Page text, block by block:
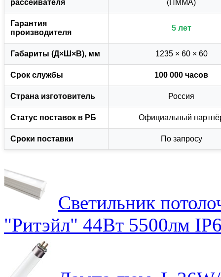
рассеивателя
(ПММА)
Гарантия
производителя
5 лет
Габариты (Д×Ш×В), мм 1235 × 60 × 60
Срок службы 100 000 часов
Страна изготовитель Россия
Статус поставок в РБ Официальный
Сроки поставки По запросу
Светильник
"Ритэйл" 44Вт 5500лм